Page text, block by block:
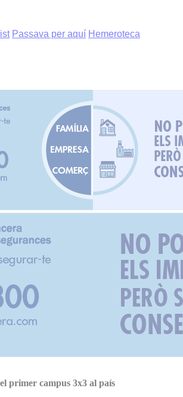
Passava per aquí Hemeroteca
primer campus 3x3 al país